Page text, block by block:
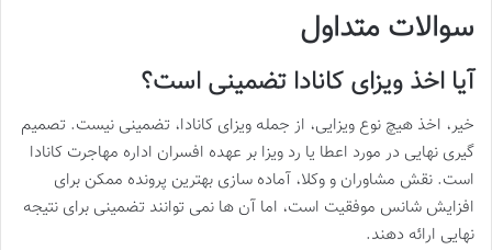
سوالات متداول
آیا اخذ ویزای کانادا تضمینی است؟
خیر، اخذ هیچ نوع ویزایی، از جمله ویزای کانادا، تضمینی نیست. تصمیم
گیری نهایی در مورد اعطا یا رد ویزا بر عهده افسران اداره مهاجرت کانادا
است. نقش مشاوران و وکلا، آماده سازی بهترین پرونده ممکن برای
افزایش شانس موفقیت است، اما آن ها نمی توانند تضمینی برای نتیجه
نهایی ارائه دهند.